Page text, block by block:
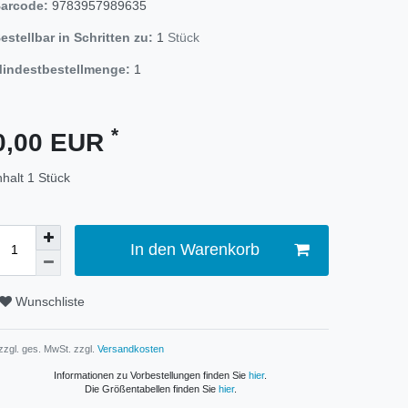
9783957989635
in Schritten zu: 1 Stück
1
EUR *
1 Stück
In den Warenkorb
Wunschliste
ges. MwSt. zzgl. Versandkosten
Informationen zu Vorbestellungen finden Sie hier.
Die Größentabellen finden Sie hier.